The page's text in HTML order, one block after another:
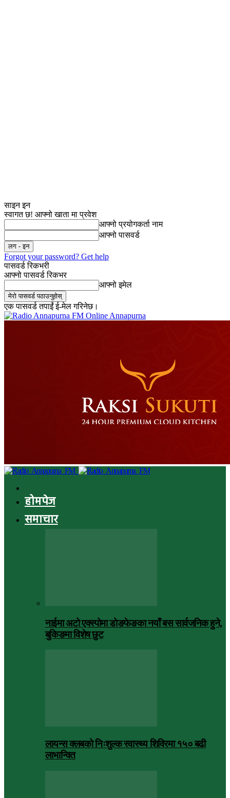
साइन इन
स्वागत छ! आफ्नो खाता मा प्रवेश
आफ्नो प्रयोगकर्ता नाम
आफ्नो पासवर्ड
Forgot your password? Get help
पासवर्ड रिकभरी
आफ्नो पासवर्ड रिकभर
आफ्नो इमेल
एक पासवर्ड तपाईं ई-मेल गरिनेछ।
Online Annapurna
होमपेज
समाचार
नाईमा अटो एक्स्पोमा डोङफेङका नयाँ बस सार्वजनिक हुने,
बुकिङमा विशेष छुट
लायन्स क्लबको निःशुल्क स्वास्थ्य शिविरमा १५० बढी
लाभान्वित